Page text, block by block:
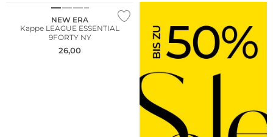
NEW ERA
Kappe LEAGUE ESSENTIAL
9FORTY NY
26,00